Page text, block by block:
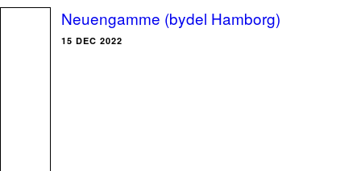
Neuengamme (bydel Hamborg)
15 DEC 2022